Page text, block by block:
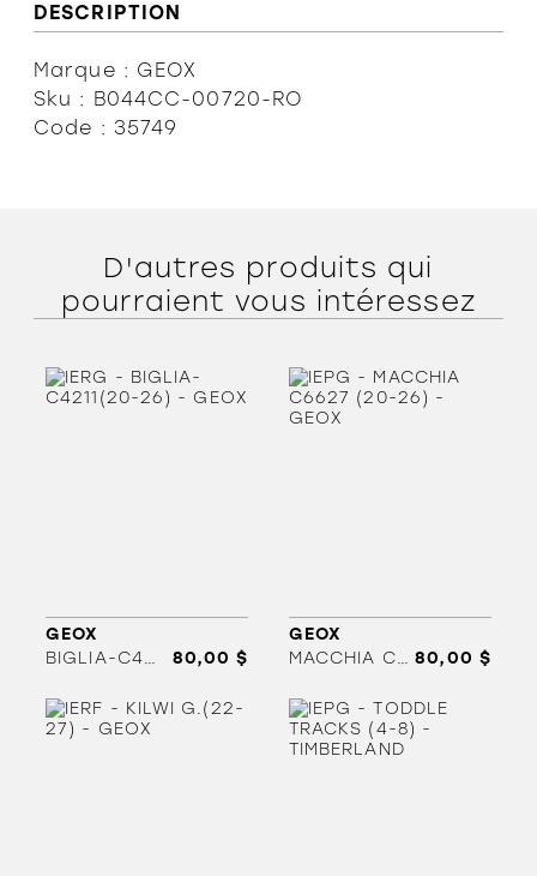
SOLDES MARQUES
DESCRIPTION
Marque : GEOX
Sku : B044CC-00720-RO
Code : 35749
D'autres produits qui
pourraient vous intéressez
GEOX
BIGLIA-C4211(20-26)
80,00 $
GEOX
MACCHIA C6627 (20-26) 80,00 $